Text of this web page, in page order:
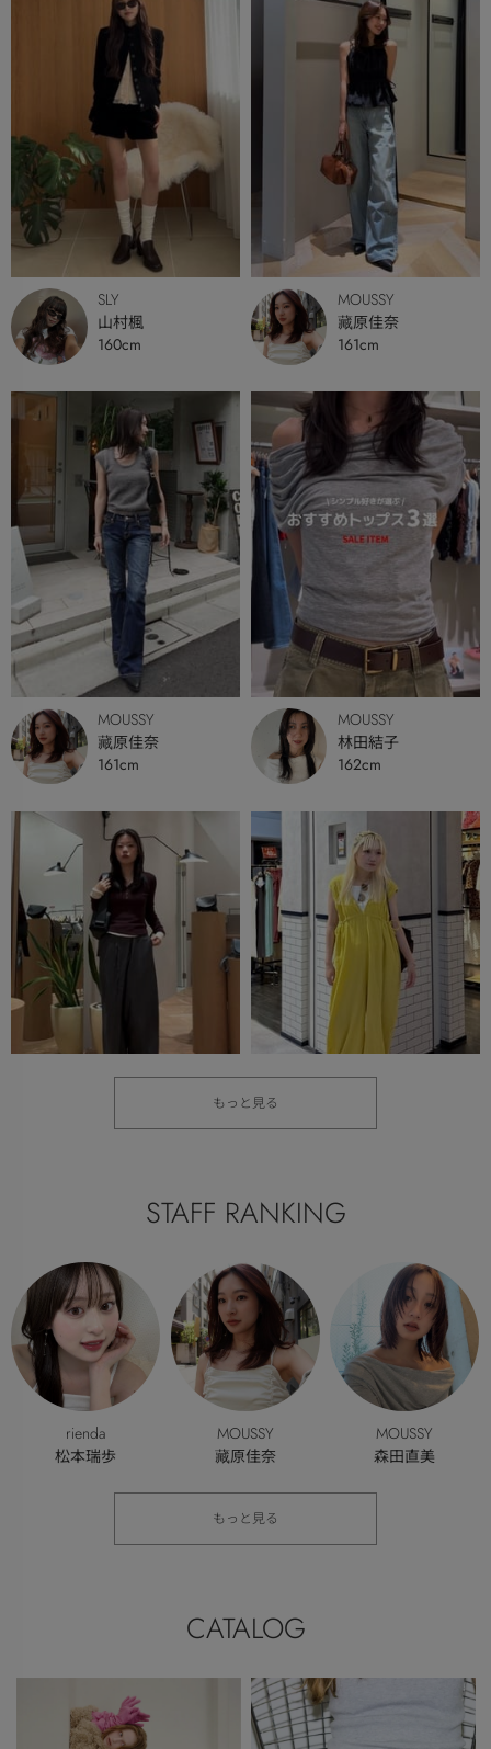
SLY
山村楓
160cm
MOUSSY
藏原佳奈
161cm
MOUSSY
藏原佳奈
161cm
MOUSSY
林田結子
162cm
もっと見る
STAFF RANKING
rienda
松本瑞歩
MOUSSY
藏原佳奈
MOUSSY
森田直美
もっと見る
CATALOG